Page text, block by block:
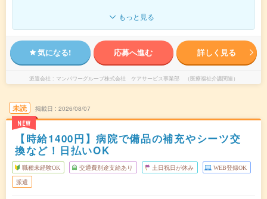
もっと見る
気になる! 応募へ進む 詳しく見る
派遣会社 マンパワーグループ株式会社 ケアサービス事業部 （医療福祉介護関連）
未読
NEW
掲載日 2026/08/07
【時給1400円】病院で備品の補充やシーツ交
換など！日払いOK
職種未経験OK 交通費別途支給あり 土日祝日が休み WEB登録OK
派遣